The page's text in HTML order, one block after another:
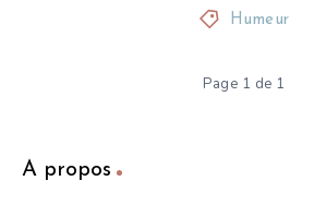
Humeur
Page 1 de 1
A propos